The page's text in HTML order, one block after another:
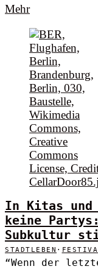
Mehr
In Kitas und
keine
Subkultur
STADTLEBEN ·
“Wenn der